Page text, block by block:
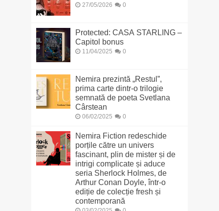
27/05/2026 0
Protected: CASA STARLING –
Capitol bonus
11/04/2025 0
Nemira prezintă „Restul”,
prima carte dintr-o trilogie
semnată de poeta Svetlana
Cârstean
06/02/2025 0
Nemira Fiction redeschide
porțile către un univers
fascinant, plin de mister și de
intrigi complicate și aduce
seria Sherlock Holmes, de
Arthur Conan Doyle, într-o
ediție de colecție fresh și
contemporană